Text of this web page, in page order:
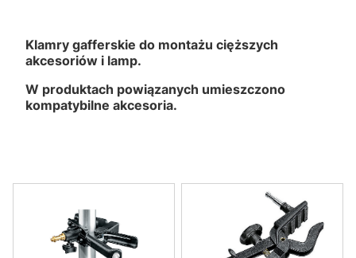
Klamry gafferskie do montażu cięższych
akcesoriów i lamp.
W produktach powiązanych umieszczono
kompatybilne akcesoria.